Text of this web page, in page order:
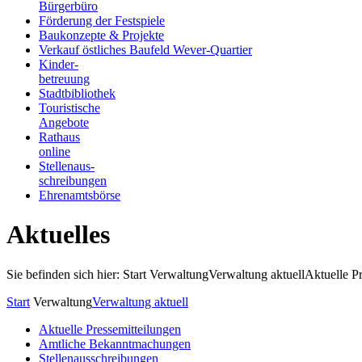
Bürgerbüro
Förderung der Festspiele
Baukonzepte & Projekte
Verkauf östliches Baufeld Wever-Quartier
Kinder-
betreuung
Stadtbibliothek
Touristische
Angebote
Rathaus
online
Stellenaus-
schreibungen
Ehrenamtsbörse
Aktuelles
Sie befinden sich hier: Start VerwaltungVerwaltung aktuellAktuelle
Start VerwaltungVerwaltung aktuell
Aktuelle Pressemitteilungen
Amtliche Bekanntmachungen
Stellenausschreibungen